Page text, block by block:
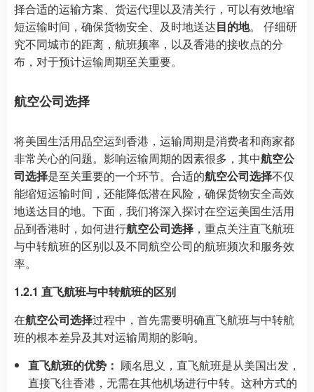
择合适的运输方案、货运代理以及清关行，可以有效地缩
短运输时间，确保货物安全、及时地送达目的地。 仔细研
究不同城市的距离，航班频率，以及香港的接收点的分
布，对于预计运输周期至关重要。
航空公司选择
将美国生活用品空运到香港，运输周期是消费者和商家都
非常关心的问题。影响运输周期的因素很多，其中航空公
司选择是至关重要的一个环节。合适的航空公司选择不仅
能缩短运输时间，还能降低潜在风险，确保货物安全高效
地送达目的地。下面，我们将深入探讨在空运美国生活用
品到香港时，如何进行航空公司选择 ，重点关注直飞航班
与中转航班的区别以及不同航空公司的航班频次和服务效
率。
1.2.1 直飞航班与中转航班的区别
在航空公司选择过程中，首先需要明确直飞航班与中转航
班的根本差异及其对运输周期的影响。
直飞航班的优势： 顾名思义，直飞航班是从美国出发，
直接飞往香港，无需在其他机场进行中转。这种方式的